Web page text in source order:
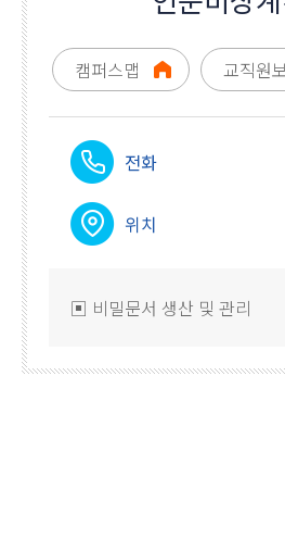
캠퍼스맵 교직원
전화
위치
▣ 비밀문서 생산 및 관리